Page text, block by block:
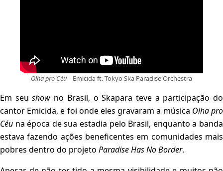
Olha pro Céu– Emicida ft. Tokyo Ska Paradise Orchestra
Em seushow no Brasil, o Skapara teve a participação do
cantor Emicida, e foi onde eles gravaram a música Olha pro
Céu na época de sua estadia pelo Brasil, enquanto a banda
estava fazendo ações beneficentes em comunidades mais
pobres dentro do projeto Paradise Has No Border.